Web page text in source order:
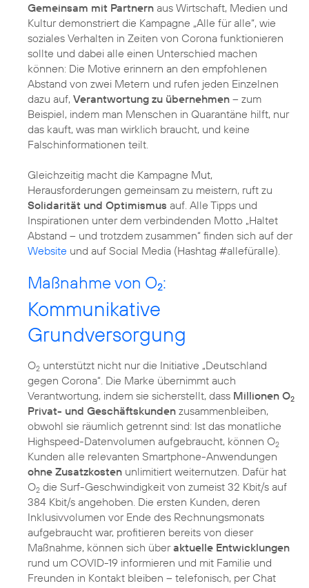
Gemeinsam mit Partnern aus Wirtschaft, Medien und
Kultur demonstriert die Kampagne „Alle für alle“, wie
soziales Verhalten in Zeiten von Corona funktionieren
sollte und dabei alle einen Unterschied machen
können: Die Motive erinnern an den empfohlenen
Abstand von zwei Metern und rufen jeden Einzelnen
dazu auf, Verantwortung zu übernehmen – zum
Beispiel, indem man Menschen in Quarantäne hilft, nur
das kauft, was man wirklich braucht, und keine
Falschinformationen teilt.
Gleichzeitig macht die Kampagne Mut,
Herausforderungen gemeinsam zu meistern, ruft zu
Solidarität und Optimismus auf. Alle Tipps und
Inspirationen unter dem verbindenden Motto „Haltet
Abstand – und trotzdem zusammen“ finden sich auf der
Website
Maßnahme von O2:
Kommunikative
Grundversorgung
O2 unterstützt nicht nur die Initiative „Deutschland
gegen Corona“. Die Marke übernimmt auch
Verantwortung, indem sie sicherstellt, dass Millionen O2
Privat- und Geschäftskunden zusammenbleiben,
obwohl sie räumlich getrennt sind: Ist das monatliche
Highspeed-Datenvolumen aufgebraucht, können O2
Kunden alle relevanten Smartphone-Anwendungen
ohne Zusatzkosten unlimitiert weiternutzen. Dafür hat
O2 die Surf-Geschwindigkeit von zumeist 32 Kbit/s auf
384 Kbit/s angehoben. Die ersten Kunden, deren
Inklusivvolumen vor Ende des Rechnungsmonats
aufgebraucht war, profitieren bereits von dieser
Maßnahme, können sich überaktuelle Entwicklungen
rund um COVID-19 informieren und mit Familie und
Freunden in Kontakt bleiben – telefonisch, per Chat